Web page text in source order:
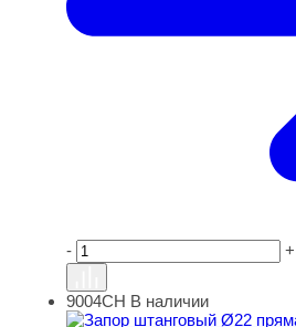
- +
Запор штанговый Ø22 прямая
9004СН В наличии